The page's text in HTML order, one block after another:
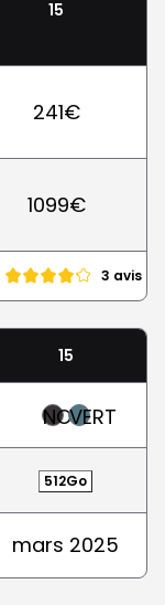
15
241€
1099€
3 avis
15
NOIRVERT
512Go
mars 2025